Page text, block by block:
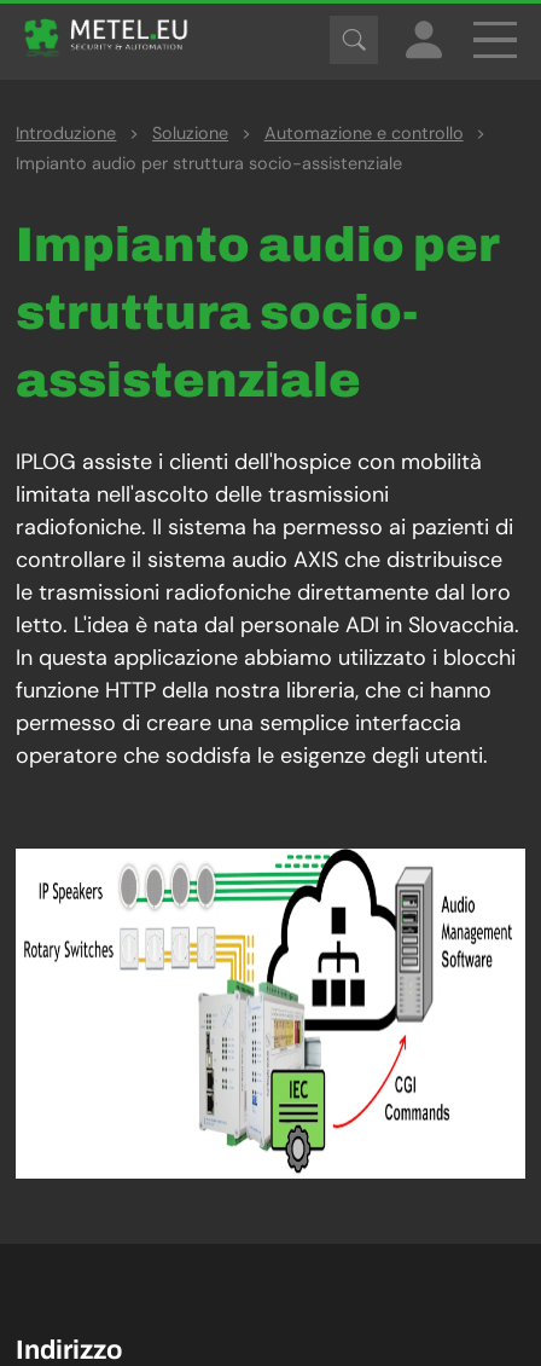
Introduzione > Soluzione > Automazione e controllo
>
Impianto audio per struttura socio-assistenziale
Impianto audio per
struttura socio-
assistenziale
IPLOG assiste i clienti dell'hospice con mobilità
limitata nell'ascolto delle trasmissioni
radiofoniche. Il sistema ha permesso ai pazienti di
controllare il sistema audio AXIS che distribuisce
le trasmissioni radiofoniche direttamente dal loro
letto. L'idea è nata dal personale ADI in Slovacchia.
In questa applicazione abbiamo utilizzato i blocchi
funzione HTTP della nostra libreria, che ci hanno
permesso di creare una semplice interfaccia
operatore che soddisfa le esigenze degli utenti.
Indirizzo